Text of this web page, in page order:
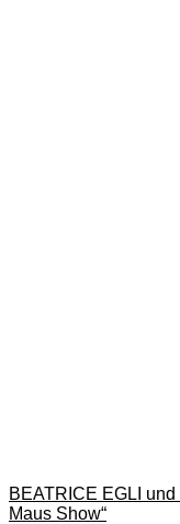
BEATRICE EGLI
Maus Show“